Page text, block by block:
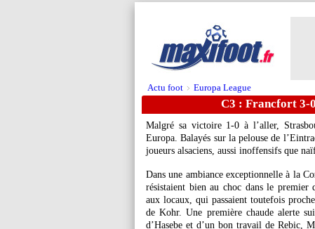
Actu foot > Europa League
C3 : Francfort 3-
Malgré sa victoire 1-0 à l’aller,
Europa. Balayés sur la pelouse de
joueurs alsaciens, aussi inoffensifs que
Dans une ambiance exceptionnelle à la
résistaient bien au choc dans le premier
aux locaux, qui passaient toutefois
de Kohr. Une première chaude alerte
d’Hasebe et d’un bon travail de Rebic,